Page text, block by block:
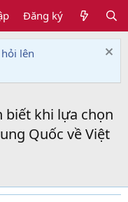
Đăng ký
lên
biết khi lựa chọn
Quốc về Việt